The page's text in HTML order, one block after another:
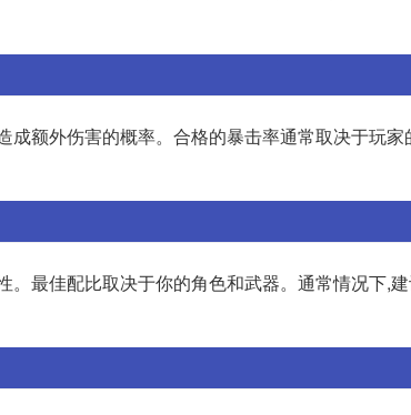
成额外伤害的概率。合格的暴击率通常取决于玩
。最佳配比取决于你的角色和武器。通常情况下,